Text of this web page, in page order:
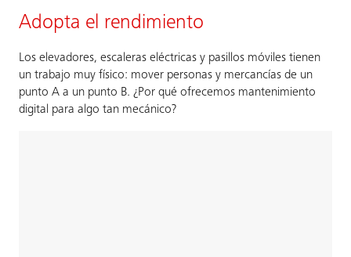
Adopta el rendimiento
Los elevadores, escaleras eléctricas y pasillos móviles tienen
un trabajo muy físico: mover personas y mercancías de un
punto A a un punto B. ¿Por qué ofrecemos mantenimiento
digital para algo tan mecánico?